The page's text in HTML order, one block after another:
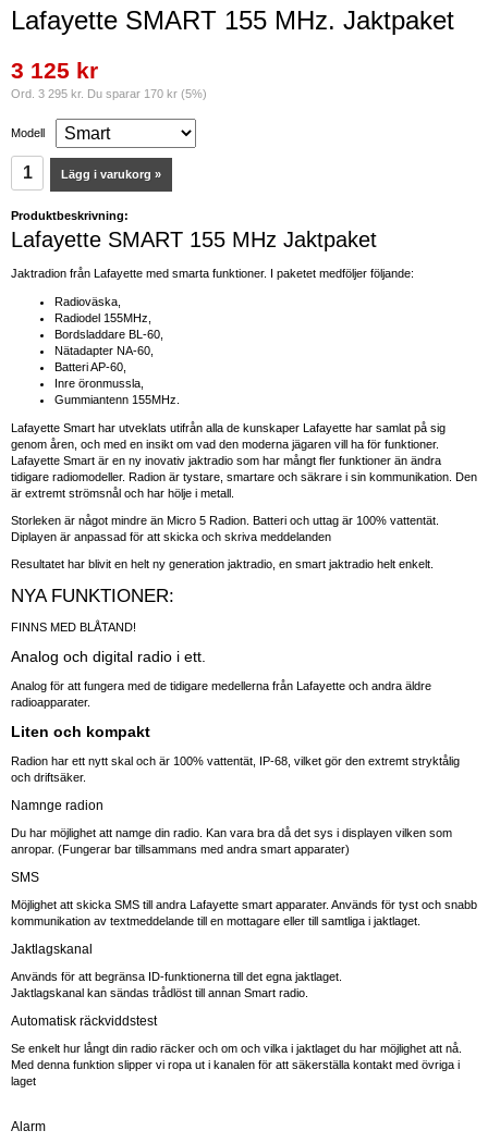
Lafayette SMART 155 MHz. Jaktpaket
3 125 kr
Ord. 3 295 kr. Du sparar 170 kr (5%)
Modell
Lägg i varukorg »
Produktbeskrivning:
Lafayette SMART 155 MHz Jaktpaket
Jaktradion från Lafayette med smarta funktioner. I paketet medföljer följande:
Radioväska,
Radiodel 155MHz,
Bordsladdare BL-60,
Nätadapter NA-60,
Batteri AP-60,
Inre öronmussla,
Gummiantenn 155MHz.
Lafayette Smart har utveklats utifrån alla de kunskaper Lafayette har samlat på sig
genom åren, och med en insikt om vad den moderna jägaren vill ha för funktioner.
Lafayette Smart är en ny inovativ jaktradio som har mångt fler funktioner än ändra
tidigare radiomodeller. Radion är tystare, smartare och säkrare i sin kommunikation. Den
är extremt strömsnål och har hölje i metall.
Storleken är något mindre än Micro 5 Radion. Batteri och uttag är 100% vattentät.
Diplayen är anpassad för att skicka och skriva meddelanden
Resultatet har blivit en helt ny generation jaktradio, en smart jaktradio helt enkelt.
NYA FUNKTIONER:
FINNS MED BLÅTAND!
Analog och digital radio i ett.
Analog för att fungera med de tidigare medellerna från Lafayette och andra äldre
radioapparater.
Liten och kompakt
Radion har ett nytt skal och är 100% vattentät, IP-68, vilket gör den extremt stryktålig
och driftsäker.
Namnge radion
Du har möjlighet att namge din radio. Kan vara bra då det sys i displayen vilken som
anropar. (Fungerar bar tillsammans med andra smart apparater)
SMS
Möjlighet att skicka SMS till andra Lafayette smart apparater. Används för tyst och snabb
kommunikation av textmeddelande till en mottagare eller till samtliga i jaktlaget.
Jaktlagskanal
Används för att begränsa ID-funktionerna till det egna jaktlaget.
Jaktlagskanal kan sändas trådlöst till annan Smart radio.
Automatisk räckviddstest
Se enkelt hur långt din radio räcker och om och vilka i jaktlaget du har möjlighet att nå.
Med denna funktion slipper vi ropa ut i kanalen för att säkerställa kontakt med övriga i
laget
Alarm